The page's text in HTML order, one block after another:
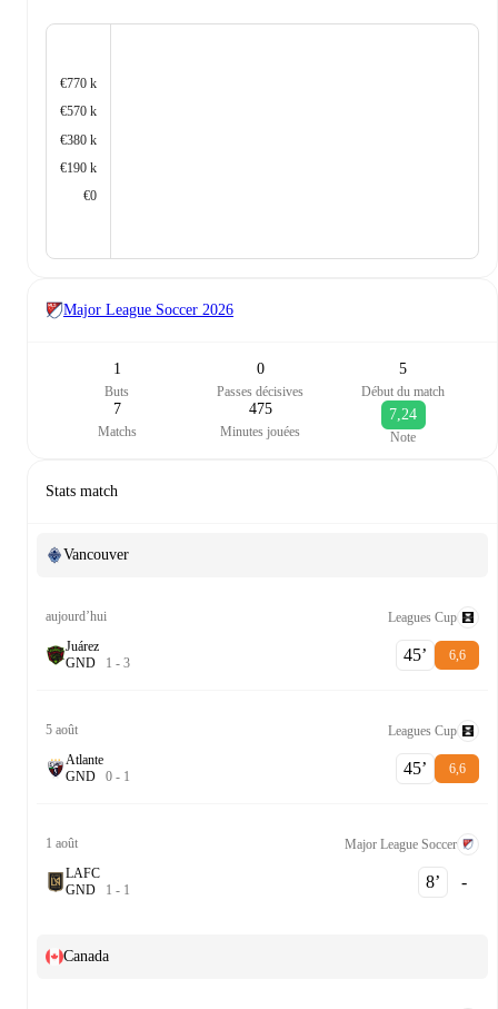
€770 k
€570 k
€380 k
€190 k
€0
Major League Soccer 2026
1
Buts
0
Passes décisives
5
Début du match
7
Matchs
475
Minutes jouées
7,24
Note
Stats match
Vancouver
aujourd’hui
Leagues Cup
Juárez
GND 1 - 3 45‎’‎ 6,6
5 août
Leagues Cup
Atlante
GND 0 - 1 45‎’‎ 6,6
1 août
Major League Soccer
LAFC
GND 1 - 1 8‎’‎ -
Canada